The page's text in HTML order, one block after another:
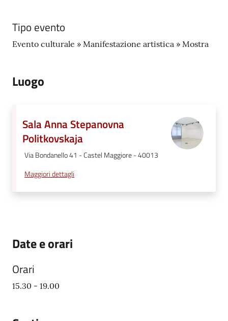
Tipo evento
Evento culturale » Manifestazione artistica » Mostra
Luogo
Sala Anna Stepanovna
Politkovskaja
Via Bondanello 41 - Castel Maggiore - 40013
Maggiori dettagli
Date e orari
Orari
15.30 - 19.00